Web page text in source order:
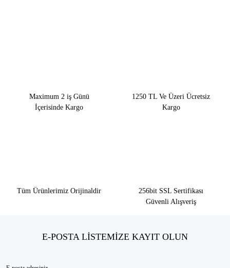
Maximum 2 iş Günü
İçerisinde Kargo
1250 TL Ve Üzeri Ücretsiz
Kargo
Tüm Ürünlerimiz Orijinaldir
256bit SSL Sertifikası
Güvenli Alışveriş
E-POSTA LİSTEMİZE KAYIT OLUN